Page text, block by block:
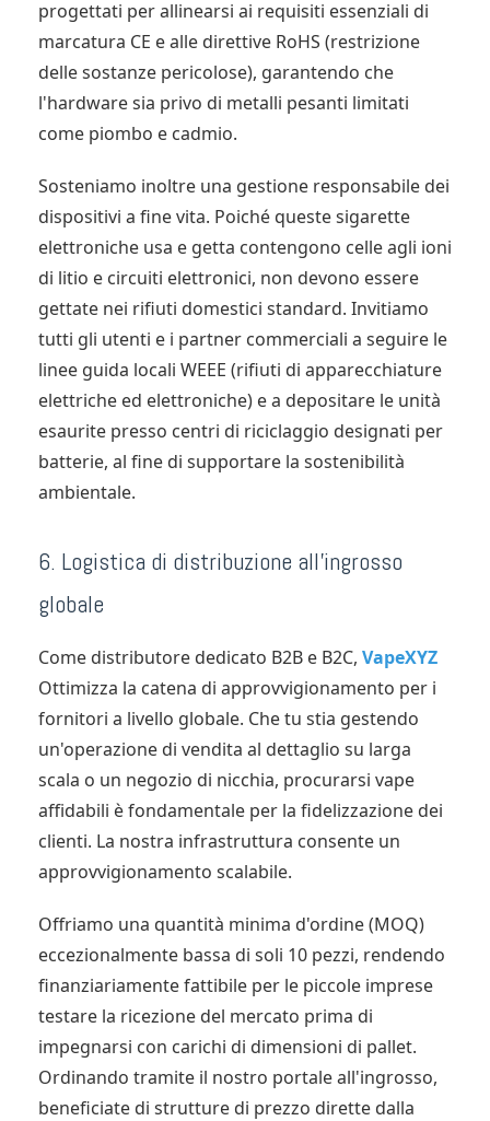
progettati per allinearsi ai requisiti essenziali di
marcatura CE e alle direttive RoHS (restrizione
delle sostanze pericolose), garantendo che
l'hardware sia privo di metalli pesanti limitati
come piombo e cadmio.
Sosteniamo inoltre una gestione responsabile dei
dispositivi a fine vita. Poiché queste sigarette
elettroniche usa e getta contengono celle agli ioni
di litio e circuiti elettronici, non devono essere
gettate nei rifiuti domestici standard. Invitiamo
tutti gli utenti e i partner commerciali a seguire le
linee guida locali WEEE (rifiuti di apparecchiature
elettriche ed elettroniche) e a depositare le unità
esaurite presso centri di riciclaggio designati per
batterie, al fine di supportare la sostenibilità
ambientale.
6. Logistica di distribuzione all'ingrosso
globale
Come distributore dedicato B2B e B2C, VapeXYZ
Ottimizza la catena di approvvigionamento per i
fornitori a livello globale. Che tu stia gestendo
un'operazione di vendita al dettaglio su larga
scala o un negozio di nicchia, procurarsi vape
affidabili è fondamentale per la fidelizzazione dei
clienti. La nostra infrastruttura consente un
approvvigionamento scalabile.
Offriamo una quantità minima d'ordine (MOQ)
eccezionalmente bassa di soli 10 pezzi, rendendo
finanziariamente fattibile per le piccole imprese
testare la ricezione del mercato prima di
impegnarsi con carichi di dimensioni di pallet.
Ordinando tramite il nostro portale all'ingrosso,
beneficiate di strutture di prezzo dirette dalla